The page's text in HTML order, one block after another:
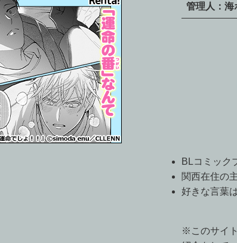
管理人：海
BLコミック
関西在住の
好きな言葉
※このサイ